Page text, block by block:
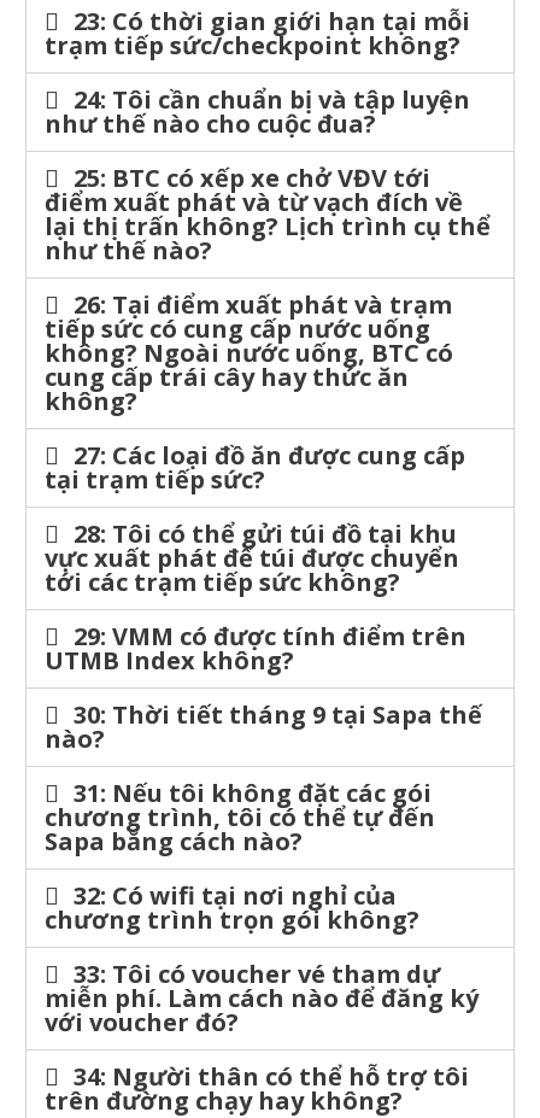
23: Có thời gian giới hạn tại mỗi
trạm tiếp sức/checkpoint không?
24: Tôi cần chuẩn bị và tập luyện
như thế nào cho cuộc đua?
25: BTC có xếp xe chở VĐV tới
điểm xuất phát và từ vạch đích về
lại thị trấn không? Lịch trình cụ thể
như thế nào?
26: Tại điểm xuất phát và trạm
tiếp sức có cung cấp nước uống
không? Ngoài nước uống, BTC có
cung cấp trái cây hay thức ăn
không?
27: Các loại đồ ăn được cung cấp
tại trạm tiếp sức?
28: Tôi có thể gửi túi đồ tại khu
vực xuất phát để túi được chuyển
tới các trạm tiếp sức không?
29: VMM có được tính điểm trên
UTMB Index không?
30: Thời tiết tháng 9 tại Sapa thế
nào?
31: Nếu tôi không đặt các gói
chương trình, tôi có thể tự đến
Sapa bằng cách nào?
32: Có wifi tại nơi nghỉ của
chương trình trọn gói không?
33: Tôi có voucher vé tham dự
miễn phí. Làm cách nào để đăng ký
với voucher đó?
34: Người thân có thể hỗ trợ tôi
trên đường chạy hay không?